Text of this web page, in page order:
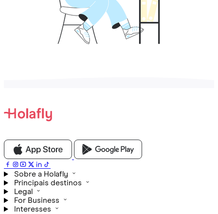
Sobre a Holafly
Principais destinos
Legal
For Business
Interesses